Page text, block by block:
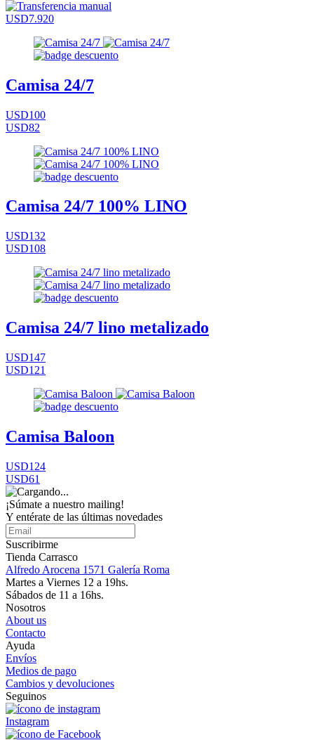
USD7.920
Camisa 24/7
USD100
USD82
Camisa 24/7 100% LINO
USD132
USD108
Camisa 24/7 lino metalizado
USD147
USD121
Camisa Baloon
USD124
USD61
¡Súmate a nuestro mailing!
Y entérate de las últimas novedades
Suscribirme
Tienda Carrasco
Alfredo Arocena 1571 Galería Roma
Martes a Viernes 12 a 19hs.
Sábados de 11 a 16hs.
Nosotros
About us
Contacto
Ayuda
Envíos
Medios de pago
Cambios y devoluciones
Seguinos
Instagram